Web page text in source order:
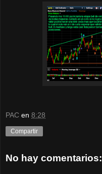
PAC en 8:28
Compartir
No hay comentarios: